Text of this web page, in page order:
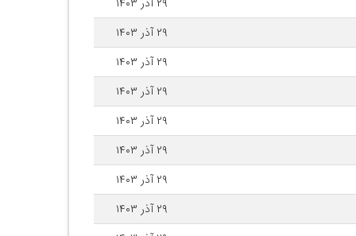
۲۹ آذر ۱۴۰۳
۲۹ آذر ۱۴۰۳
۲۹ آذر ۱۴۰۳
۲۹ آذر ۱۴۰۳
۲۹ آذر ۱۴۰۳
۲۹ آذر ۱۴۰۳
۲۹ آذر ۱۴۰۳